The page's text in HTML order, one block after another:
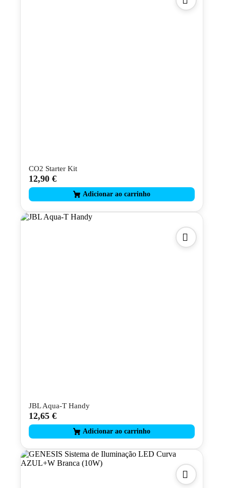
CO2 Starter Kit
12,90 €
JBL Aqua-T Handy
12,65 €